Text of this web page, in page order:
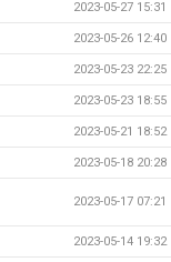
2023-05-27 15:31
2023-05-26 12:40
2023-05-23 22:25
2023-05-23 18:55
2023-05-21 18:52
2023-05-18 20:28
2023-05-17 07:21
2023-05-14 19:32